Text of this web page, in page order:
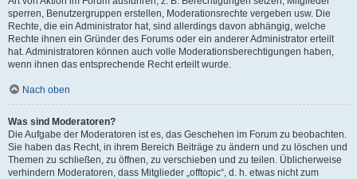
sperren, Benutzergruppen erstellen, Moderationsrechte vergeben usw. Die
Rechte, die ein Administrator hat, sind allerdings davon abhängig, welche
Rechte ihnen ein Gründer des Forums oder ein anderer Administrator erteilt
hat. Administratoren können auch volle Moderationsberechtigungen haben,
wenn ihnen das entsprechende Recht erteilt wurde.
Nach oben
Was sind Moderatoren?
Die Aufgabe der Moderatoren ist es, das Geschehen im Forum zu beobachten.
Sie haben das Recht, in ihrem Bereich Beiträge zu ändern und zu löschen und
Themen zu schließen, zu öffnen, zu verschieben und zu teilen. Üblicherweise
verhindern Moderatoren, dass Mitglieder „offtopic“, d. h. etwas nicht zum